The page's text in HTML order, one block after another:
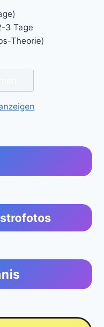
3 Tage
Theorie)